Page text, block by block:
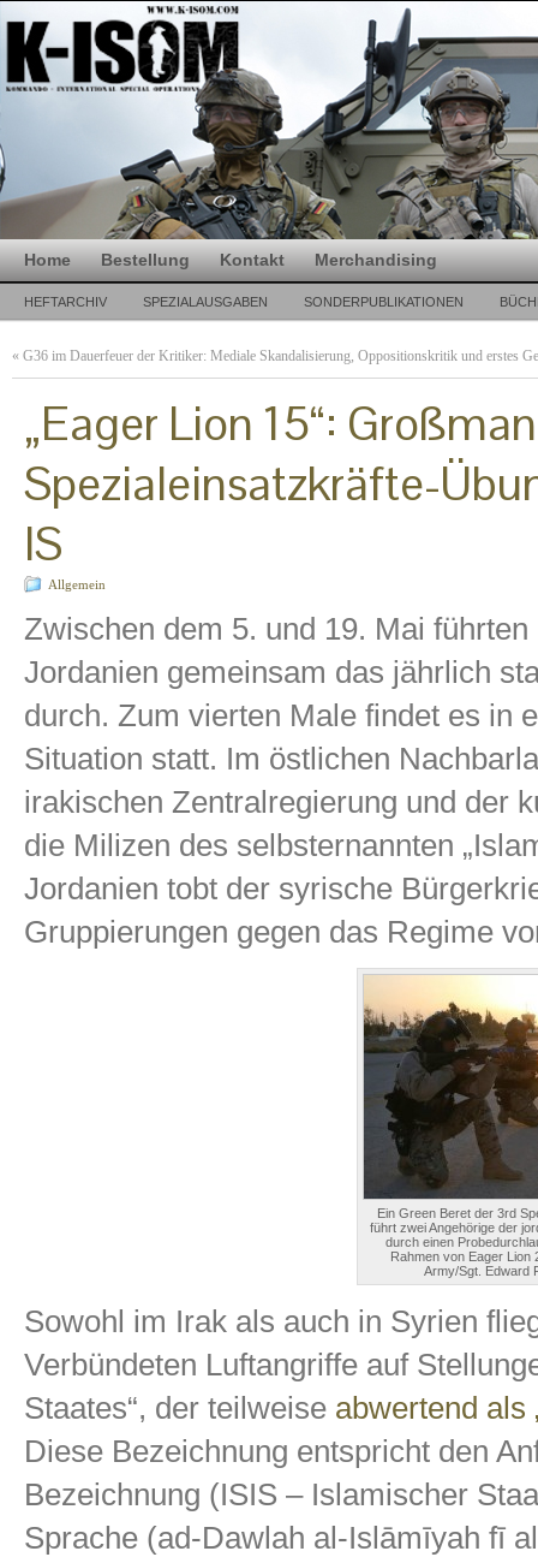
Home Bestellung Kontakt Merchandising
HEFTARCHIV SPEZIALAUSGABEN SONDERPUBLIKATIONEN
« G36 im Dauerfeuer der Kritiker: Mediale Skandalisierung, Oppositionskritik und erstes
„Eager Lion 15“:
Spezialeinsatzkräfte-
IS
Allgemein
Zwischen dem 5. und 19. Mai
Jordanien gemeinsam das jährlich
durch. Zum vierten Male findet es in
Situation statt. Im östlichen
irakischen Zentralregierung und der
die Milizen des selbsternannten
Jordanien tobt der syrische
Gruppierungen gegen das Regime
Ein Green Beret der 3rd
führt zwei Angehörige der
durch einen
Rahmen von Eager Lion
Army/Sgt. Edward
Sowohl im Irak als auch in Syrien
Verbündeten Luftangriffe auf
Staates“, der teilweise abwertend als
Diese Bezeichnung entspricht den
Bezeichnung (ISIS – Islamischer
Sprache (ad-Dawlah al-Islāmīyah fī